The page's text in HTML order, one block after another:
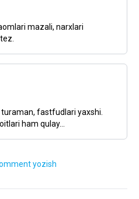
mazali, narxlari
fastfudlari yaxshi.
ham qulay...
yozish